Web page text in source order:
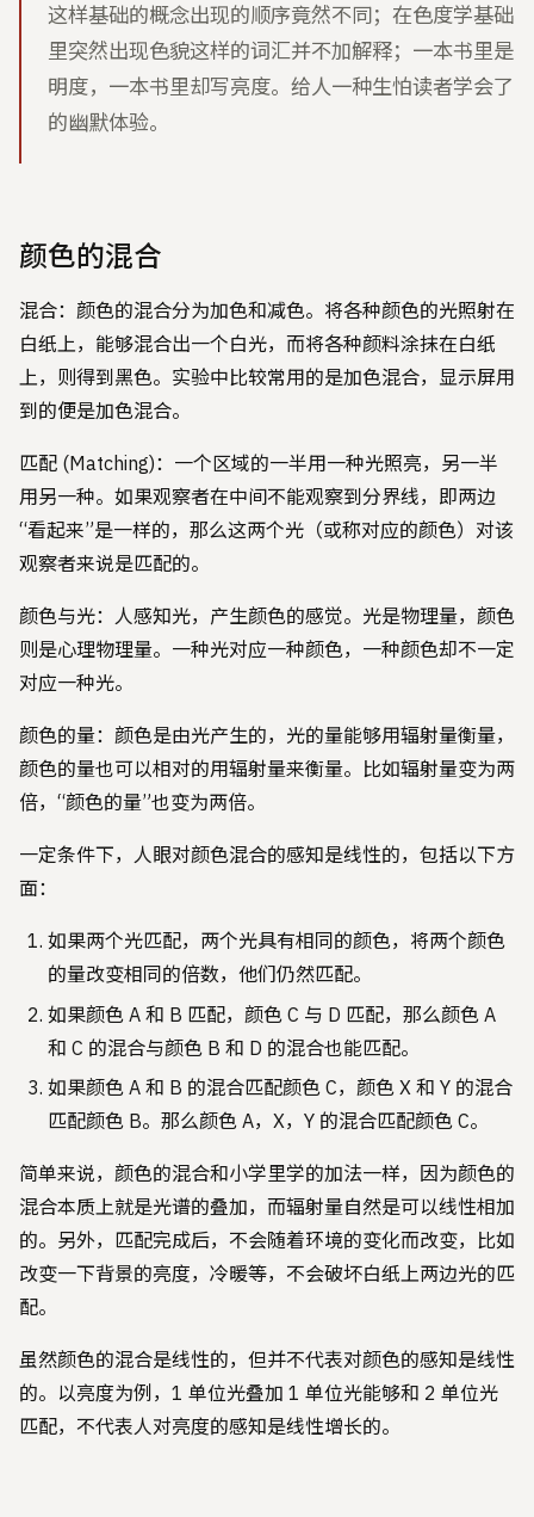
这样基础的概念出现的顺序竟然不同；在色度学基础
里突然出现色貌这样的词汇并不加解释；一本书里是
明度，一本书里却写亮度。给人一种生怕读者学会了
的幽默体验。
颜色的混合
混合：颜色的混合分为加色和减色。将各种颜色的光照射在
白纸上，能够混合出一个白光，而将各种颜料涂抹在白纸
上，则得到黑色。实验中比较常用的是加色混合，显示屏用
到的便是加色混合。
匹配 (Matching)：一个区域的一半用一种光照亮，另一半
用另一种。如果观察者在中间不能观察到分界线，即两边
“看起来”是一样的，那么这两个光（或称对应的颜色）对该
观察者来说是匹配的。
颜色与光：人感知光，产生颜色的感觉。光是物理量，颜色
则是心理物理量。一种光对应一种颜色，一种颜色却不一定
对应一种光。
颜色的量：颜色是由光产生的，光的量能够用辐射量衡量，
颜色的量也可以相对的用辐射量来衡量。比如辐射量变为两
倍，“颜色的量”也变为两倍。
一定条件下，人眼对颜色混合的感知是线性的，包括以下方
面：
如果两个光匹配，两个光具有相同的颜色，将两个颜色
的量改变相同的倍数，他们仍然匹配。
如果颜色 A 和 B 匹配，颜色 C 与 D 匹配，那么颜色 A
和 C 的混合与颜色 B 和 D 的混合也能匹配。
如果颜色 A 和 B 的混合匹配颜色 C，颜色 X 和 Y 的混合
匹配颜色 B。那么颜色 A，X，Y 的混合匹配颜色 C。
简单来说，颜色的混合和小学里学的加法一样，因为颜色的
混合本质上就是光谱的叠加，而辐射量自然是可以线性相加
的。另外，匹配完成后，不会随着环境的变化而改变，比如
改变一下背景的亮度，冷暖等，不会破坏白纸上两边光的匹
配。
虽然颜色的混合是线性的，但并不代表对颜色的感知是线性
的。以亮度为例，1 单位光叠加 1 单位光能够和 2 单位光
匹配，不代表人对亮度的感知是线性增长的。